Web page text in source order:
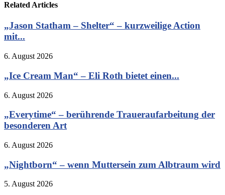
Related Articles
„Jason Statham – Shelter“ – kurzweilige Action
mit...
6. August 2026
„Ice Cream Man“ – Eli Roth bietet einen...
6. August 2026
„Everytime“ – berührende Traueraufarbeitung der
besonderen Art
6. August 2026
„Nightborn“ – wenn Muttersein zum Albtraum wird
5. August 2026